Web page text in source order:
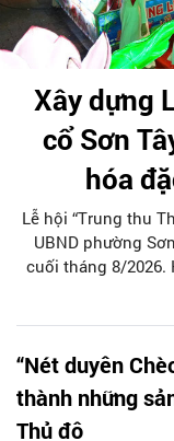
Xây dựng
cổ Sơn
hóa
Lễ hội “Trung thu
UBND phường
cuối tháng 8/2026.
được chính quyền
ngành, đơn vị và
khách một mùa
“Nét duyên
thành những
Thủ đô